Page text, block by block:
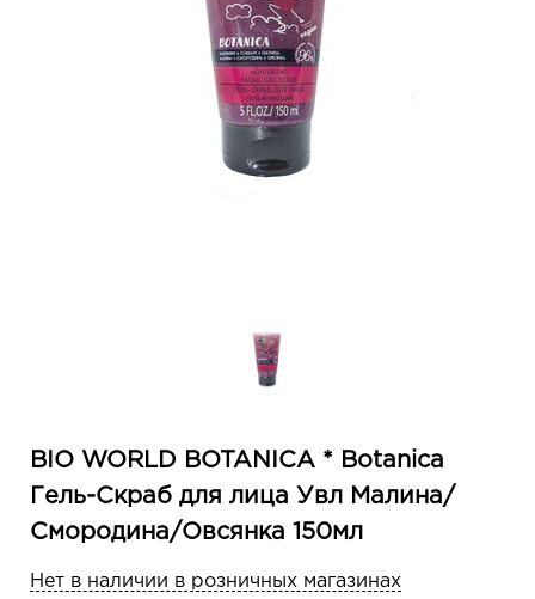
BIO WORLD BOTANICA * Botanica
Гель-Скраб для лица Увл Малина/
Смородина/Овсянка 150мл
Нет в наличии в розничных магазинах